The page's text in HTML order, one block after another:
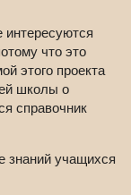
интересуются
что это
этого проекта
школы о
справочник
знаний учащихся